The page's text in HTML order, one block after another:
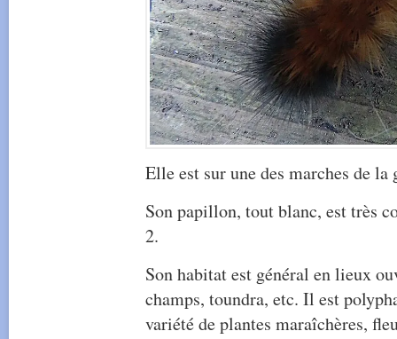
Elle est sur une des marches de la
Son papillon, tout blanc, est très
2.
Son habitat est général en lieux
champs, toundra, etc. Il est
variété de plantes maraîchères,